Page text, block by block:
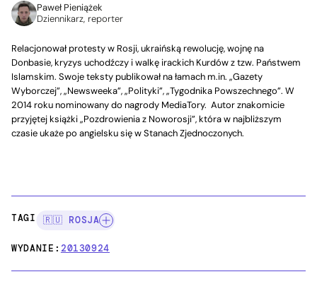
Paweł Pieniążek
Dziennikarz, reporter
Relacjonował protesty w Rosji, ukraińską rewolucję, wojnę na
Donbasie, kryzys uchodźczy i walkę irackich Kurdów z tzw. Państwem
Islamskim. Swoje teksty publikował na łamach m.in. „Gazety
Wyborczej”, „Newsweeka”, „Polityki”, „Tygodnika Powszechnego”. W
2014 roku nominowany do nagrody MediaTory. Autor znakomicie
przyjętej książki „Pozdrowienia z Noworosji”, która w najbliższym
czasie ukaże po angielsku się w Stanach Zjednoczonych.
TAGI: 🇷🇺 ROSJA
WYDANIE:20130924